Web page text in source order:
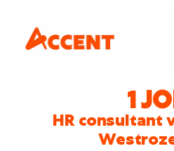
1
HR consultant